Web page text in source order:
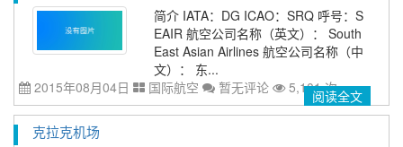
简介 IATA：DG ICAO：SRQ 呼号：S
EAIR 航空公司名称（英文）： South
East Asian Airlines 航空公司名称（中
文）： 东...
2015年08月04日
国际航空 暂无评论 5,101 次阅读全文
克拉克机场